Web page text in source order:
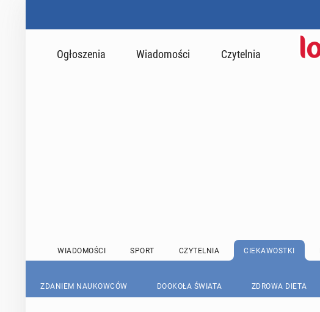
Ogłoszenia Wiadomości Czytelnia
WIADOMOŚCI SPORT CZYTELNIA CIEKAWOSTKI
ZDANIEM NAUKOWCÓW DOOKOŁA ŚWIATA ZDROWA DIETA